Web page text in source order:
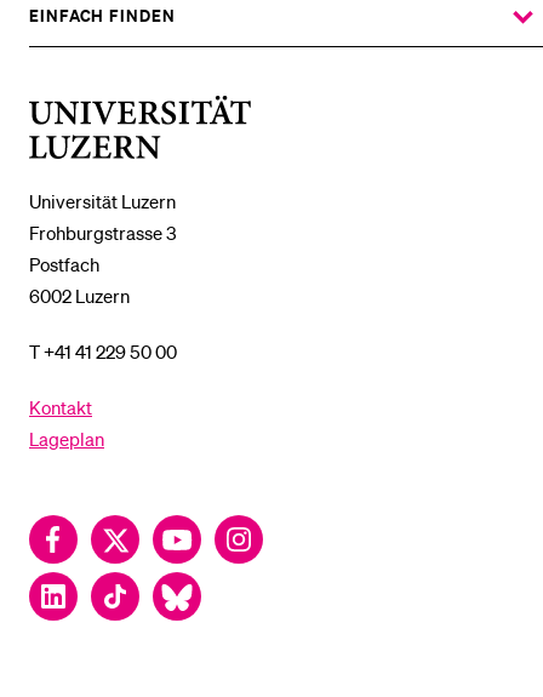
Universität Luzern
Frohburgstrasse 3
Postfach
6002 Luzern
T +41 41 229 50 00
Kontakt
Lageplan
FacebookTwitter YouTubeInstagram
LinkedInTikTok Bluesky
UNTERMENÜ
EINFACH FINDEN
DAS